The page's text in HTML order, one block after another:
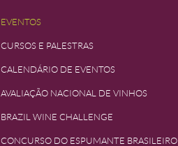
EVENTOS
CURSOS E PALESTRAS
CALENDÁRIO DE EVENTOS
AVALIAÇÃO NACIONAL DE VINHOS
BRAZIL WINE CHALLENGE
CONCURSO DO ESPUMANTE BRASILEIRO